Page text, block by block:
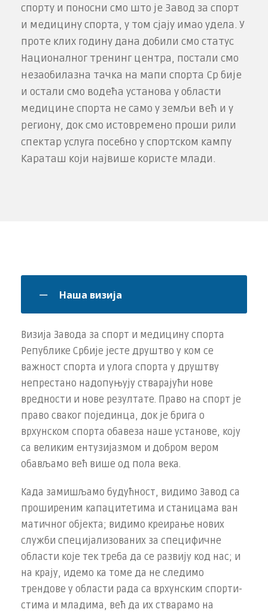
спорту и поносни смо што је Завод за спорт
и медицину спорта, у том сјају имао удела. У
проте­ клих годину дана добили смо статус
Националног тренинг центра, постали смо
незаобилазна тачка на мапи спорта Ср­ бије
и остали смо водећа установа у области
медицине спорта не само у земљи већ и у
региону, док смо истовремено проши­ рили
спектар услуга посебно у спортском кампу
Караташ који највише користе млади.
Наша визија
Визија Завода за спорт и медицину спорта
Републике Србије јесте друштво у ком се
важност спорта и улога спорта у друштву
непрестано надопуњују стварајући нове
вредности и нове ре­зултате. Право на спорт је
право сваког појединца, док је брига о
врхунском спорта обавеза наше установе, коју
са великим ен­тузијазмом и добром вером
обављамо већ више од пола века.
Када замишљамо будућност, видимо Завод са
проширеним ка­пацитетима и станицама ван
матичног објекта; видимо креирање нових
служби специјализованих за специфичне
области које тек треба да се развију код нас; и
на крају, идемо ка томе да не следимо
трендове у области рада са врхунским спорти­
стима и младима, већ да их стварамо на